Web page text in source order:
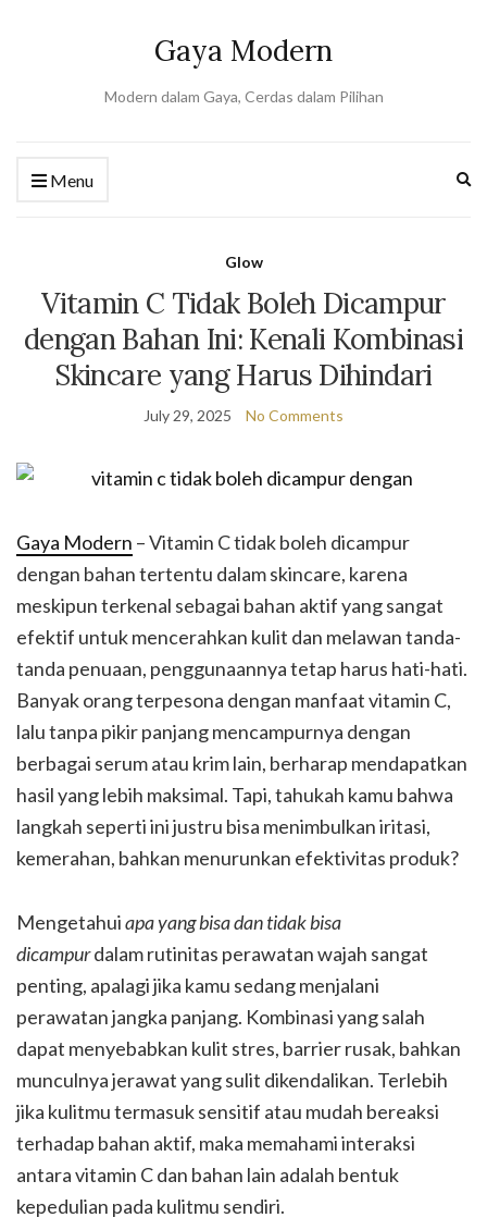
Gaya Modern
Modern dalam Gaya, Cerdas dalam Pilihan
Menu
Glow
Vitamin C Tidak Boleh Dicampur
dengan Bahan Ini: Kenali Kombinasi
Skincare yang Harus Dihindari
July 29, 2025 No Comments
Gaya Modern – Vitamin C tidak boleh dicampur
dengan bahan tertentu dalam skincare, karena
meskipun terkenal sebagai bahan aktif yang sangat
efektif untuk mencerahkan kulit dan melawan tanda-
tanda penuaan, penggunaannya tetap harus hati-hati.
Banyak orang terpesona dengan manfaat vitamin C,
lalu tanpa pikir panjang mencampurnya dengan
berbagai serum atau krim lain, berharap mendapatkan
hasil yang lebih maksimal. Tapi, tahukah kamu bahwa
langkah seperti ini justru bisa menimbulkan iritasi,
kemerahan, bahkan menurunkan efektivitas produk?
Mengetahuiapa yang bisa dan tidak bisa
dicampurdalam rutinitas perawatan wajah sangat
penting, apalagi jika kamu sedang menjalani
perawatan jangka panjang. Kombinasi yang salah
dapat menyebabkan kulit stres, barrier rusak, bahkan
munculnya jerawat yang sulit dikendalikan. Terlebih
jika kulitmu termasuk sensitif atau mudah bereaksi
terhadap bahan aktif, maka memahami interaksi
antara vitamin C dan bahan lain adalah bentuk
kepedulian pada kulitmu sendiri.